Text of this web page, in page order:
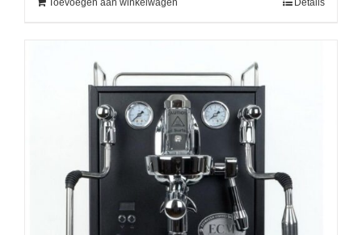
Toevoegen aan winkelwagen Details